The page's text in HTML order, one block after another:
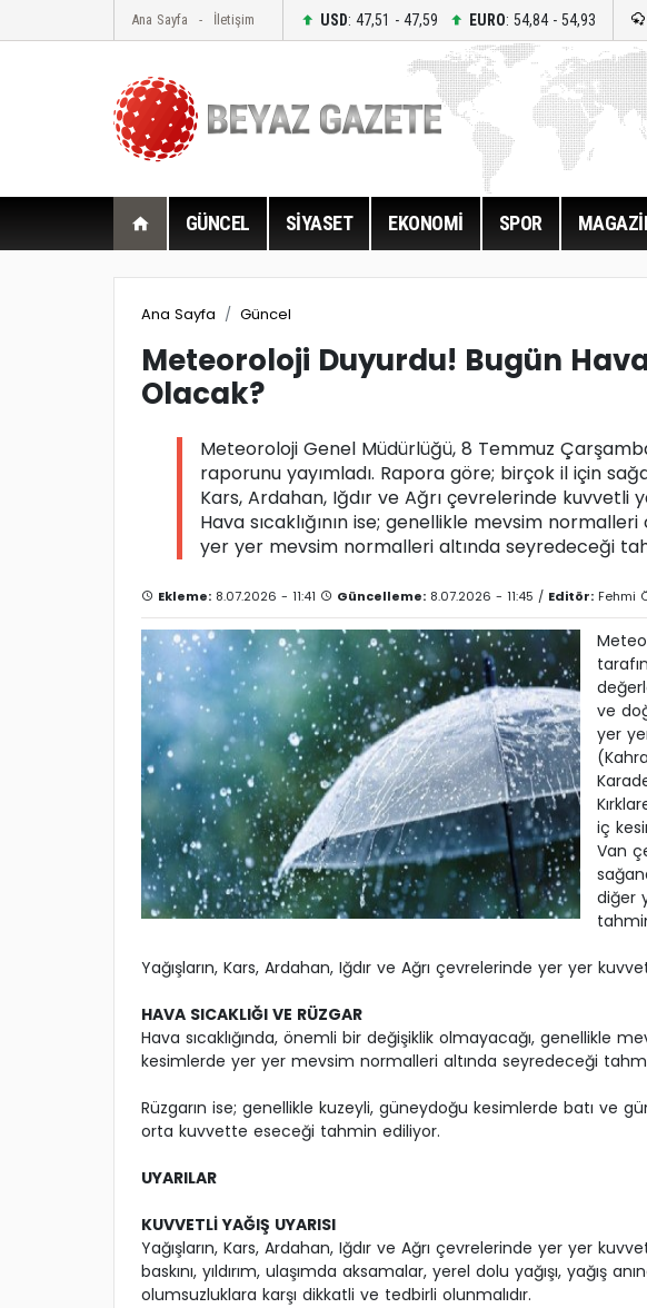
Ana Sayfa İletişim USD: 47,51 - 47,59 EURO: 54,84 - 54,93
GÜNCEL SİYASET EKONOMİ SPOR
Ana Sayfa Güncel
Meteoroloji Duyurdu! Bugün
Olacak?
Meteoroloji Genel Müdürlüğü, 8 Temmuz
raporunu yayımladı. Rapora göre; birçok il için
Kars, Ardahan, Iğdır ve Ağrı çevrelerinde kuvvetli
Hava sıcaklığının ise; genellikle mevsim
yer yer mevsim normalleri altında seyredeceği
Ekleme: 8.07.2026 - 11:41 Güncelleme: 8.07.2026 - 11:45 / Editör: Fehmi
ve
yer
iç
Van
diğer
Yağışların, Kars, Ardahan, Iğdır ve Ağrı çevrelerinde yer yer
HAVA SICAKLIĞI VE RÜZGAR
Hava sıcaklığında, önemli bir değişiklik olmayacağı, genellikle
kesimlerde yer yer mevsim normalleri altında seyredeceği
Rüzgarın ise; genellikle kuzeyli, güneydoğu kesimlerde batı ve
orta kuvvette eseceği tahmin ediliyor.
UYARILAR
KUVVETLİ YAĞIŞ UYARISI
Yağışların, Kars, Ardahan, Iğdır ve Ağrı çevrelerinde yer yer
baskını, yıldırım, ulaşımda aksamalar, yerel dolu yağışı, yağış
olumsuzluklara karşı dikkatli ve tedbirli olunmalıdır.